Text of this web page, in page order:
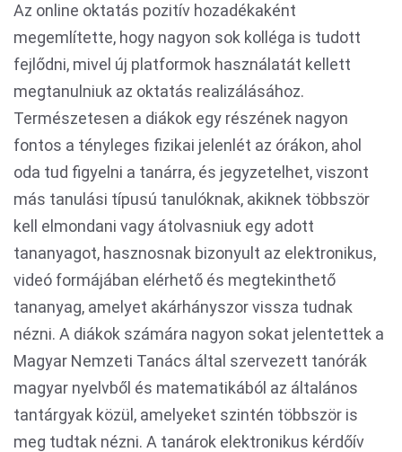
Az online oktatás pozitív hozadékaként
megemlítette, hogy nagyon sok kolléga is tudott
fejlődni, mivel új platformok használatát kellett
megtanulniuk az oktatás realizálásához.
Természetesen a diákok egy részének nagyon
fontos a tényleges fizikai jelenlét az órákon, ahol
oda tud figyelni a tanárra, és jegyzetelhet, viszont
más tanulási típusú tanulóknak, akiknek többször
kell elmondani vagy átolvasniuk egy adott
tananyagot, hasznosnak bizonyult az elektronikus,
videó formájában elérhető és megtekinthető
tananyag, amelyet akárhányszor vissza tudnak
nézni. A diákok számára nagyon sokat jelentettek a
Magyar Nemzeti Tanács által szervezett tanórák
magyar nyelvből és matematikából az általános
tantárgyak közül, amelyeket szintén többször is
meg tudtak nézni. A tanárok elektronikus kérdőív